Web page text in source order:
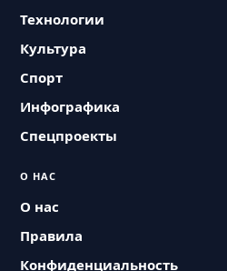
Технологии
Культура
Спорт
Инфографика
Спецпроекты
О НАС
О нас
Правила
Конфиденциальность